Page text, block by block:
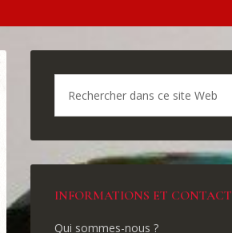
INFORMATIONS ET
Qui sommes-nous ?